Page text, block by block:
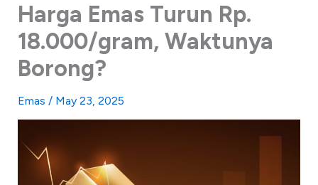
Harga Emas Turun Rp.
18.000/gram, Waktunya
Borong?
Emas / May 23, 2025